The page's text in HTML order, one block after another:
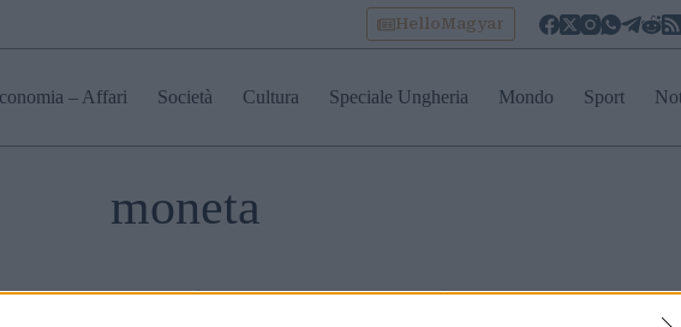
HelloMagyar
– Affari Società Cultura Speciale Ungheria Mondo Sport
moneta
non va: perché
Il governatore della Banca
Le banche ungheresi